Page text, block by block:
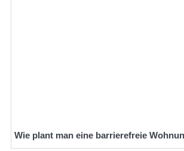
Wie plant man eine barrierefreie